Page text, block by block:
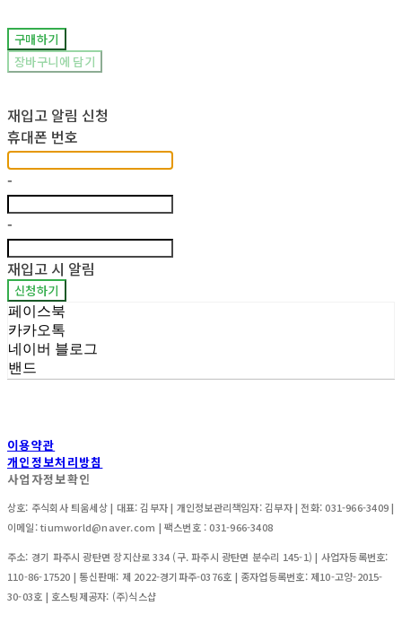
구매하기
장바구니에 담기
재입고 알림 신청
휴대폰 번호
-
-
재입고 시 알림
신청하기
페이스북
카카오톡
네이버 블로그
밴드
이용약관
개인정보처리방침
사업자정보확인
상호: 주식회사 틔움세상 | 대표: 김부자 | 개인정보관리책임자: 김부자 | 전화: 031-966-3409 |
이메일: tiumworld@naver.com | 팩스번호 : 031-966-3408
주소: 경기 파주시 광탄면 장지산로 334 (구. 파주시 광탄면 분수리 145-1) | 사업자등록번호:
110-86-17520 | 통신판매: 제 2022-경기파주-0376호 | 종자업등록번호: 제10-고양-2015-
30-03호 | 호스팅제공자: (주)식스샵